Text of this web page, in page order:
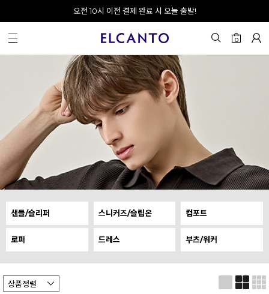
오전 10시 이전 결제 완료 시 오늘 출발!
0
샌들/슬리퍼 스니커즈/슬립온 컴포트
로퍼 드레스 부츠/워커